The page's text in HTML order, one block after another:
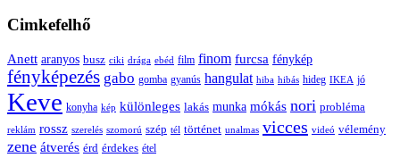
Cimkefelhő
Anett aranyos busz ciki drága ebéd film finom furcsa fénykép
fényképezés gabo gomba gyanús hangulat hiba hibás hideg IKEA jó
Keve konyha kép különleges lakás munka mókás nori probléma
reklám rossz szerelés szomorú szép tél történet unalmas vicces videó vélemény
zene átverés érd érdekes étel